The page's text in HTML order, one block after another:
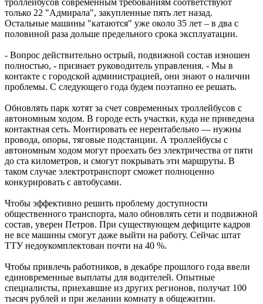
только 22 "Адмирала", закупленные пять лет назад.
Остальные машины "катаются" уже около 35 лет – в два с
половиной раза дольше предельного срока эксплуатации.
- Вопрос действительно острый, подвижной состав изношен
полностью, - признает руководитель управления. - Мы в
контакте с городской администрацией, они знают о наличии
проблемы. С следующего года будем поэтапно ее решать.
Обновлять парк хотят за счет современных троллейбусов с
автономным ходом. В городе есть участки, куда не приведена
контактная сеть. Монтировать ее нерентабельно — нужны
провода, опоры, тяговые подстанции. А троллейбусы с
автономным ходом могут проехать без электричества от пяти
до ста километров, и смогут покрывать эти маршруты. В
таком случае электротранспорт сможет полноценно
конкурировать с автобусами.
Чтобы эффективно решить проблему доступности
общественного транспорта, мало обновлять сети и подвижной
состав, уверен Петров. При существующем дефиците кадров
не все машины смогут даже выйти на работу. Сейчас штат
ТТУ недоукомплектован почти на 40 %.
Чтобы привлечь работников, в декабре прошлого года ввели
единовременные выплаты для водителей. Опытные
специалисты, приехавшие из других регионов, получат 100
тысяч рублей и при желании комнату в общежитии.